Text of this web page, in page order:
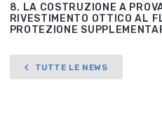
8. LA COSTRUZIONE A
RIVESTIMENTO OTTICO AL
PROTEZIONE
TUTTE LE NEWS